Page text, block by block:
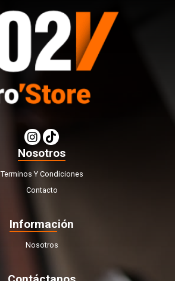
Nosotros
Terminos Y Condiciones
Contacto
Información
Nosotros